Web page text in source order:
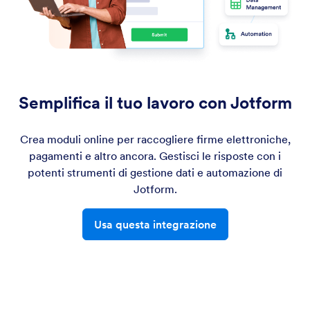
Semplifica il tuo lavoro con Jotform
Crea moduli online per raccogliere firme elettroniche,
pagamenti e altro ancora. Gestisci le risposte con i
potenti strumenti di gestione dati e automazione di
Jotform.
Usa questa integrazione